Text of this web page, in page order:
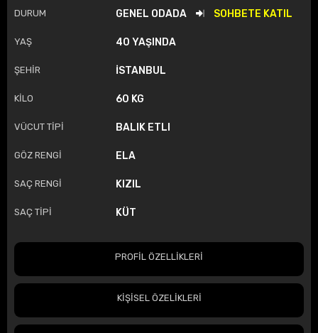
DURUM GENEL ODADA SOHBETE KATIL
YAŞ 40 YAŞINDA
ŞEHİR İSTANBUL
KİLO 60 KG
VÜCUT TİPİ BALIK ETLI
GÖZ RENGİ ELA
SAÇ RENGİ KIZIL
SAÇ TİPİ KÜT
PROFİL ÖZELLİKLERİ
KİŞİSEL ÖZELİKLERİ